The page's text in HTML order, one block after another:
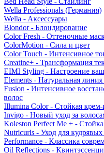
Wella Professionals (Германия)
Wella - Аксессуары
Blondor - Блондирование
Color Fresh - Оттеночные
ColorMotion - Сила и цвет
Color Touch - Интенсивное
Creatine+ - Трансформация
EIMI Styling - Настроение
Elements - Натуральная линия
Fusion - Интенсивное
волос
Illumina Color - Стойкая крем-
Invigo - Новый уход за
Koleston Perfect Me + -
Nutricurls - Уход для
Performance - Классика
Oil Reflections -